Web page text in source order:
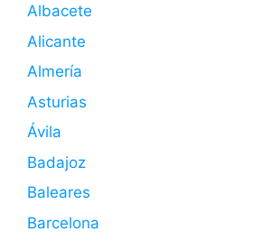
Albacete
Alicante
Almería
Asturias
Ávila
Badajoz
Baleares
Barcelona